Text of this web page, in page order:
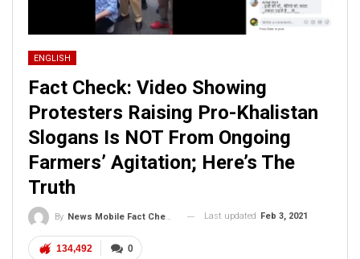
ENGLISH
Fact Check: Video Showing
Protesters Raising Pro-Khalistan
Slogans Is NOT From Ongoing
Farmers’ Agitation; Here’s The
Truth
By News Mobile Fact Check Bureau Last updated Feb 3, 2021
0
134,492